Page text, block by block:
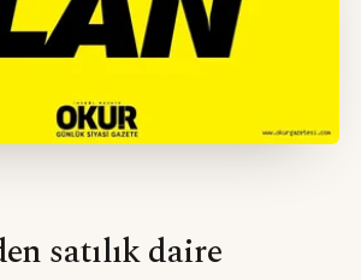
satılık daire